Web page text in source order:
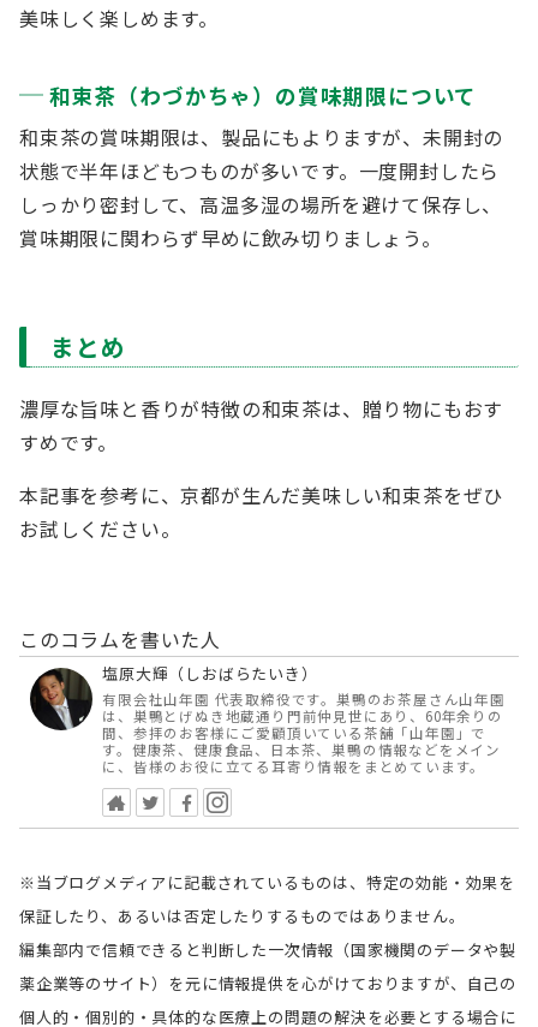
美味しく楽しめます。
和束茶（わづかちゃ）の賞味期限について
和束茶の賞味期限は、製品にもよりますが、未開封の
状態で半年ほどもつものが多いです。一度開封したら
しっかり密封して、高温多湿の場所を避けて保存し、
賞味期限に関わらず早めに飲み切りましょう。
まとめ
濃厚な旨味と香りが特徴の和束茶は、贈り物にもおす
すめです。
本記事を参考に、京都が生んだ美味しい和束茶をぜひ
お試しください。
このコラムを書いた人
塩原大輝（しおばらたいき）
有限会社山年園 代表取締役です。巣鴨のお茶屋さん山年園
は、巣鴨とげぬき地蔵通り門前仲見世にあり、60年余りの
間、参拝のお客様にご愛顧頂いている茶舗「山年園」で
す。健康茶、健康食品、日本茶、巣鴨の情報などをメイン
に、皆様のお役に立てる耳寄り情報をまとめています。
※当ブログメディアに記載されているものは、特定の効能・効果を
保証したり、あるいは否定したりするものではありません。
編集部内で信頼できると判断した一次情報（国家機関のデータや製
薬企業等のサイト）を元に情報提供を心がけておりますが、自己の
個人的・個別的・具体的な医療上の問題の解決を必要とする場合に